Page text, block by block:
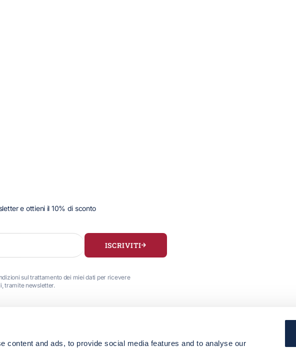
content and ads, to provide social media features and to analyse our
e ottieni il 10% di sconto
ISCRIVITI
sul trattamento dei miei dati per ricevere
tramite newsletter.